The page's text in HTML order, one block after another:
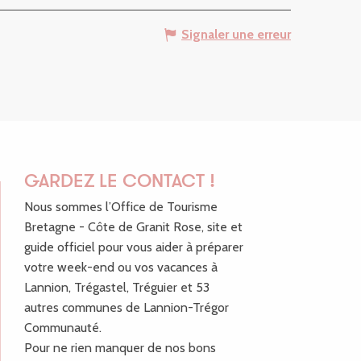
Signaler une erreur
GARDEZ LE CONTACT !
Nous sommes l’Office de Tourisme
Bretagne - Côte de Granit Rose, site et
guide officiel pour vous aider à préparer
votre week-end ou vos vacances à
Lannion, Trégastel, Tréguier et 53
autres communes de Lannion-Trégor
Communauté.
Pour ne rien manquer de nos bons